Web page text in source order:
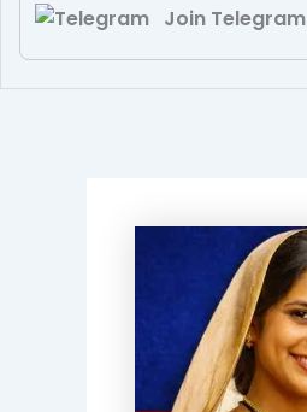
Join Telegram